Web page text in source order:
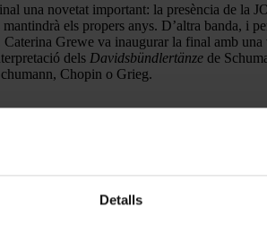
Detalls
una novetat important: la presència de
els propers anys. D’altra banda, i
Grewe va inaugurar la final amb
dels Davidsbündlertänze de
Chopin o Grieg.